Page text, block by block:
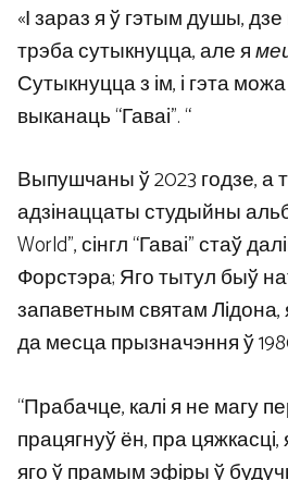
«І зараз я ў гэтым душы,
трэба сутыкнуцца, але я
Сутыкнуцца з ім, і гэта
выканаць “Гаваі”. “
Выпушчаны ў 2023 годзе, а
адзінаццаты студыйны
World”, сінгл “Гаваі” стаў
Форстэра; Яго тытул быў
запаветным святам Лідона,
да месца прызначэння ў
“Прабачце, калі я не магу
працягнуў ён, пра
яго ў прамым эфіры ў